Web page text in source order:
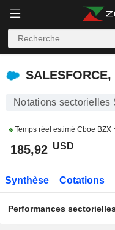
SALESFORCE, INC.
SALESFORCE,
Notations sectorielles
Temps réel estimé Cboe BZX
185,92 USD
Synthèse Cotations
Performances